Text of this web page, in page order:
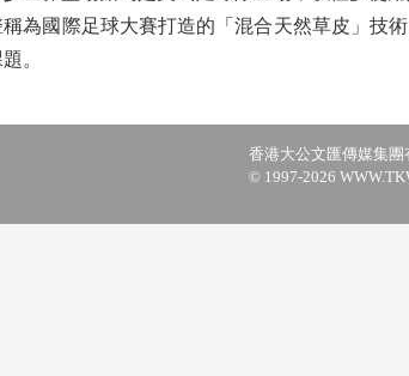
為國際足球大賽打造的「混合天然草皮」技
。
香港大公文匯傳媒集
© 1997-2026